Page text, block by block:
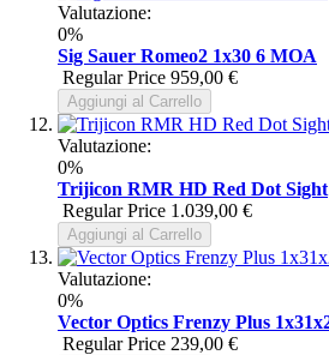
Valutazione:
0%
Sig Sauer Romeo2 1x30 6 MOA
Regular Price 959,00 €
Aggiungi al Carrello
Valutazione:
0%
Trijicon RMR HD Red Dot Sight
Regular Price 1.039,00 €
Aggiungi al Carrello
Valutazione:
0%
Vector Optics Frenzy Plus
Regular Price 239,00 €